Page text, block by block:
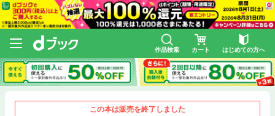
作品検索 カート はじめての方へ
この本は販売を終了しました